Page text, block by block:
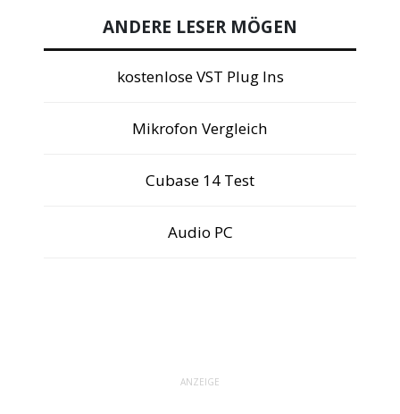
ANDERE LESER MÖGEN
kostenlose VST Plug Ins
Mikrofon Vergleich
Cubase 14 Test
Audio PC
ANZEIGE